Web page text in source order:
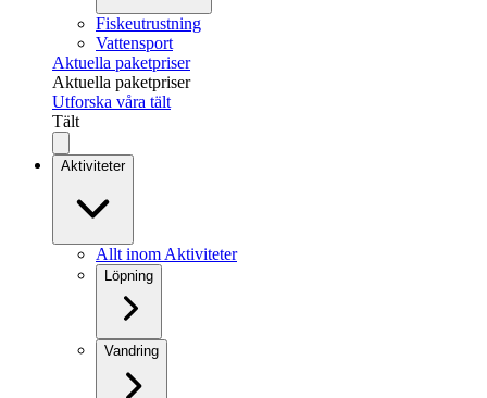
Fiskeutrustning
Vattensport
Aktuella paketpriser
Aktuella paketpriser
Utforska våra tält
Tält
Aktiviteter
Allt inom Aktiviteter
Löpning
Vandring